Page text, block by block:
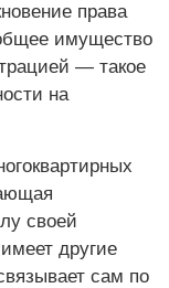
права
имущество
— такое
на
своей
другие
сам по